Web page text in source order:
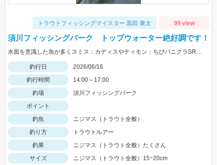
トラウトフィッシングマイスター 黒田 康太 99 view
須川フィッシングパーク トップウォーター絶好調です！
水面を意識した魚が多くスミス：カディスやティモン：ちびパニクラSRが絶好調！フックは発売予定のSTｍ12号が相性抜群でした。
釣行日
2026/06/16
釣行時間
14:00～17:00
釣場
須川フィッシングパーク
ポイント
釣魚
ニジマス（トラウト全般）
釣り方
トラウトルアー
釣果
ニジマス（トラウト全般）たくさん
サイズ
ニジマス（トラウト全般）15~20cm